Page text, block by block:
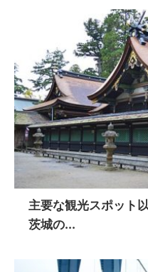
主要な観光スポット
茨城の...